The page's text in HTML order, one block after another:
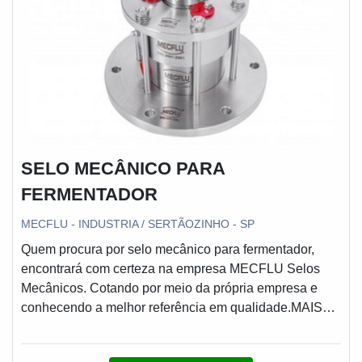
com revestimento cerâmico com ótima qualidade e
precisão.Apresentando produtos de alto padrão, a
empresa conta com profissionais especializados e
instalações modernas e em bom estado, conquistando
então a confiança de todos.A MECFLU Selos
Mecânicos é uma empresa que tem feito a diferença no
mercado pela idoneidade em tudo que faz, onde
garantem o sucesso aos parceiros de ponta a ponta.
SELO MECÂNICO PARA
FERMENTADOR
MECFLU - INDUSTRIA / SERTÃOZINHO - SP
Quem procura por selo mecânico para fermentador,
encontrará com certeza na empresa MECFLU Selos
Mecânicos. Cotando por meio da própria empresa e
conhecendo a melhor referência em qualidade.MAIS
alguém pesquisar selo mecânico para fermentador em